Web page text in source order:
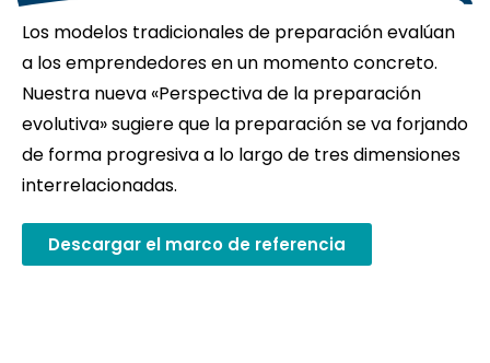
Los modelos tradicionales de preparación evalúan
a los emprendedores en un momento concreto.
Nuestra nueva «Perspectiva de la preparación
evolutiva» sugiere que la preparación se va forjando
de forma progresiva a lo largo de tres dimensiones
interrelacionadas.
Descargar el marco de referencia